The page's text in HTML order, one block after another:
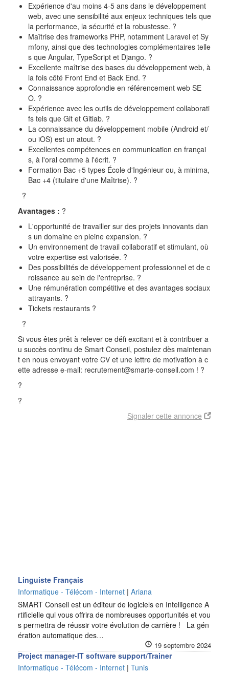
Expérience d'au moins 4-5 ans dans le développement
web, avec une sensibilité aux enjeux techniques tels que
la performance, la sécurité et la robustesse. ?
Maîtrise des frameworks PHP, notamment Laravel et Sy
mfony, ainsi que des technologies complémentaires telle
s que Angular, TypeScript et Django. ?
Excellente maîtrise des bases du développement web, à
la fois côté Front End et Back End. ?
Connaissance approfondie en référencement web SE
O. ?
Expérience avec les outils de développement collaborati
fs tels que Git et Gitlab. ?
La connaissance du développement mobile (Android et/
ou iOS) est un atout. ?
Excellentes compétences en communication en françai
s, à l'oral comme à l'écrit. ?
Formation Bac +5 types École d'Ingénieur ou, à minima,
Bac +4 (titulaire d'une Maîtrise). ?
?
Avantages : ?
L'opportunité de travailler sur des projets innovants dan
s un domaine en pleine expansion. ?
Un environnement de travail collaboratif et stimulant, où
votre expertise est valorisée. ?
Des possibilités de développement professionnel et de c
roissance au sein de l'entreprise. ?
Une rémunération compétitive et des avantages sociaux
attrayants. ?
Tickets restaurants ?
?
Si vous êtes prêt à relever ce défi excitant et à contribuer a
u succès continu de Smart Conseil, postulez dès maintenan
t en nous envoyant votre CV et une lettre de motivation à c
ette adresse e-mail: recrutement@smarte-conseil.com ! ?
?
?
Signaler cette annonce
Linguiste Français
Informatique - Télécom - Internet | Ariana
SMART Conseil est un éditeur de logiciels en Intelligence A
rtificielle qui vous offrira de nombreuses opportunités et vou
s permettra de réussir votre évolution de carrière ! La gén
ération automatique des…
19 septembre 2024
Project manager-IT software support/Trainer
Informatique - Télécom - Internet | Tunis